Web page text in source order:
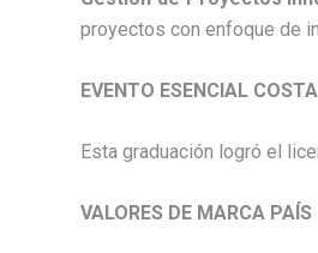
proyectos con enfoque de
EVENTO ESENCIAL
Esta graduación logró el
VALORES DE MARCA PAÍS